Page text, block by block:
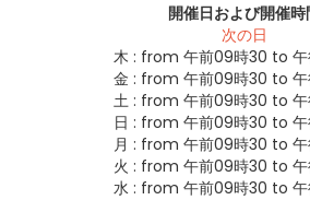
開催日および開催時
次の日
木 : from 午前09時30 to
金 : from 午前09時30 to
土 : from 午前09時30 to
日 : from 午前09時30 to
月 : from 午前09時30 to
火 : from 午前09時30 to
水 : from 午前09時30 to